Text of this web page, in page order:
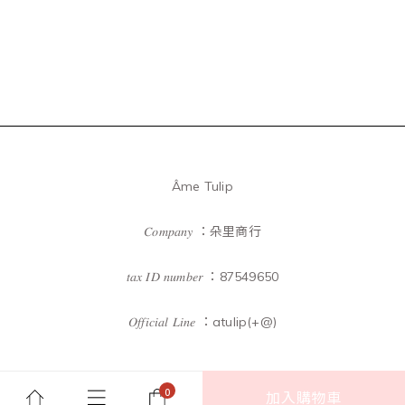
加入購物車
Âme Tulip
𝐶𝑜𝑚𝑝𝑎𝑛𝑦 ：朵里商行
𝑡𝑎𝑥 𝐼𝐷 𝑛𝑢𝑚𝑏𝑒𝑟 ：87549650
𝑂𝑓𝑓𝑖𝑐𝑖𝑎𝑙 𝐿𝑖𝑛𝑒 ：atulip(+@)